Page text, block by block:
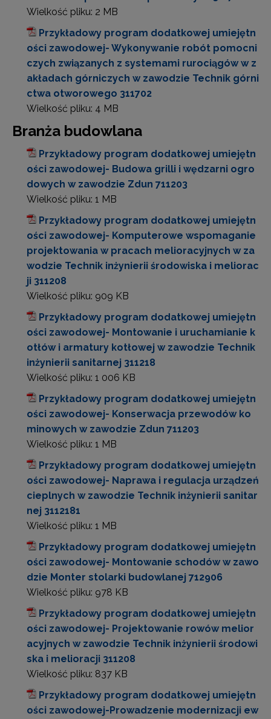
Wielkość pliku: 2 MB
Przykładowy program dodatkowej umiejętn
ości zawodowej- Wykonywanie robót pomocni
czych związanych z systemami rurociągów w z
akładach górniczych w zawodzie Technik górni
ctwa otworowego 311702
Wielkość pliku: 4 MB
Branża budowlana
Przykładowy program dodatkowej umiejętn
ości zawodowej- Budowa grilli i wędzarni ogro
dowych w zawodzie Zdun 711203
Wielkość pliku: 1 MB
Przykładowy program dodatkowej umiejętn
ości zawodowej- Komputerowe wspomaganie
projektowania w pracach melioracyjnych w za
wodzie Technik inżynierii środowiska i meliorac
ji 311208
Wielkość pliku: 909 KB
Przykładowy program dodatkowej umiejętn
ości zawodowej- Montowanie i uruchamianie k
otłów i armatury kotłowej w zawodzie Technik
inżynierii sanitarnej 311218
Wielkość pliku: 1 006 KB
Przykładowy program dodatkowej umiejętn
ości zawodowej- Konserwacja przewodów ko
minowych w zawodzie Zdun 711203
Wielkość pliku: 1 MB
Przykładowy program dodatkowej umiejętn
ości zawodowej- Naprawa i regulacja urządzeń
cieplnych w zawodzie Technik inżynierii sanitar
nej 3112181
Wielkość pliku: 1 MB
Przykładowy program dodatkowej umiejętn
ości zawodowej- Montowanie schodów w zawo
dzie Monter stolarki budowlanej 712906
Wielkość pliku: 978 KB
Przykładowy program dodatkowej umiejętn
ości zawodowej- Projektowanie rowów melior
acyjnych w zawodzie Technik inżynierii środowi
ska i melioracji 311208
Wielkość pliku: 837 KB
Przykładowy program dodatkowej umiejętn
ości zawodowej-Prowadzenie modernizacji ew